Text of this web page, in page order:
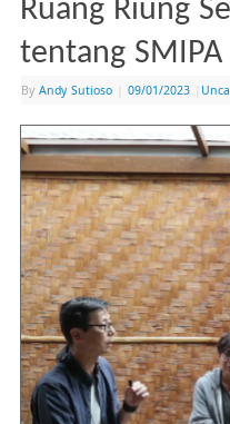
Ruang Riung
tentang SMIPA
By Andy Sutioso 09/01/2023